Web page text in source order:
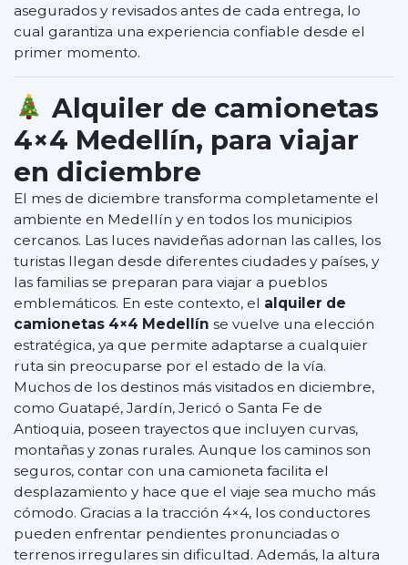
asegurados y revisados antes de cada entrega, lo
cual garantiza una experiencia confiable desde el
primer momento.
Alquiler de camionetas
4×4 Medellín, para viajar
en diciembre
El mes de diciembre transforma completamente el
ambiente en Medellín y en todos los municipios
cercanos. Las luces navideñas adornan las calles, los
turistas llegan desde diferentes ciudades y países, y
las familias se preparan para viajar a pueblos
emblemáticos. En este contexto, el alquiler de
camionetas 4×4 Medellín se vuelve una elección
estratégica, ya que permite adaptarse a cualquier
ruta sin preocuparse por el estado de la vía.
Muchos de los destinos más visitados en diciembre,
como Guatapé, Jardín, Jericó o Santa Fe de
Antioquia, poseen trayectos que incluyen curvas,
montañas y zonas rurales. Aunque los caminos son
seguros, contar con una camioneta facilita el
desplazamiento y hace que el viaje sea mucho más
cómodo. Gracias a la tracción 4×4, los conductores
pueden enfrentar pendientes pronunciadas o
terrenos irregulares sin dificultad. Además, la altura